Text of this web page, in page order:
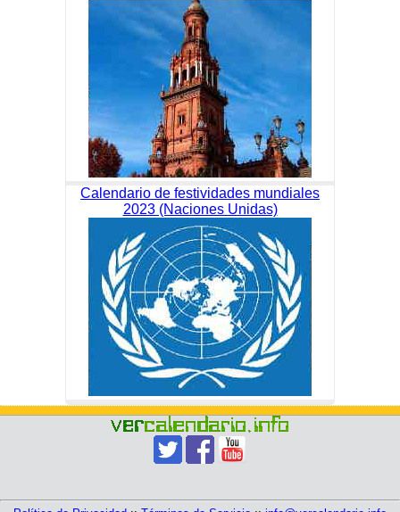
Calendario de festividades mundiales
2023 (Naciones Unidas)